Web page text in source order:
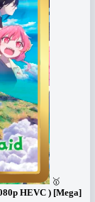
🥇
HEVC ) [Mega]